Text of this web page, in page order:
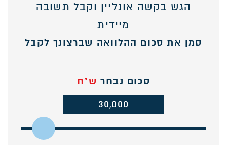
הגש בקשה אונליין וקבל תשובה
מיידית
סמן את סכום ההלוואה שברצונך לקבל
סכום נבחר ש"ח
30,000